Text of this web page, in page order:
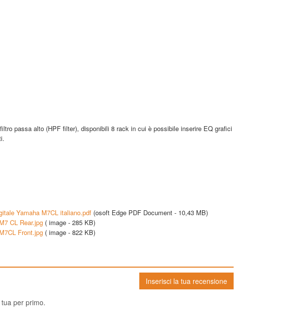
passa alto (HPF filter), disponibili 8 rack in cui è possibile inserire EQ grafici
Yamaha M7CL italiano.pdf(osoft Edge PDF Document - 10,43 MB)
CL Rear.jpg(image - 285 KB)
Front.jpg(image - 822 KB)
Inserisci la tua recensione
per primo.